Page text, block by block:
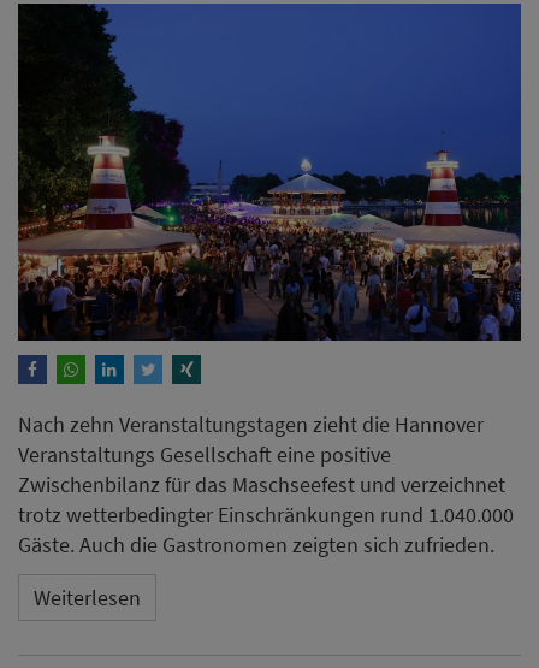
Nach zehn Veranstaltungstagen zieht die Hannover
Veranstaltungs Gesellschaft eine positive
Zwischenbilanz für das Maschseefest und verzeichnet
trotz wetterbedingter Einschränkungen rund 1.040.000
Gäste. Auch die Gastronomen zeigten sich zufrieden.
Weiterlesen